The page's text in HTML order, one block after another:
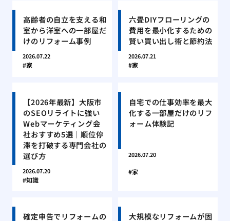
高齢者の自立を支える和
室から洋室への一部屋だ
けのリフォーム事例
2026.07.22
家
六畳DIYフローリングの
費用を最小化するための
賢い買い出し術と節約法
2026.07.21
家
【2026年最新】大阪市
のSEOリライトに強い
Webマーケティング会
社おすすめ5選｜順位停
滞を打破する専門会社の
選び方
2026.07.20
知識
自宅での仕事効率を最大
化する一部屋だけのリフ
ォーム体験記
2026.07.20
家
確定申告でリフォームの 大規模なリフォームが固